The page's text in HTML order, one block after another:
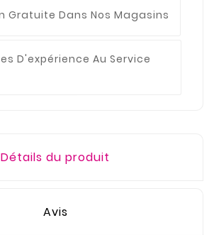
Gratuite Dans Nos Magasins
D'expérience Au Service
Détails du produit
Avis